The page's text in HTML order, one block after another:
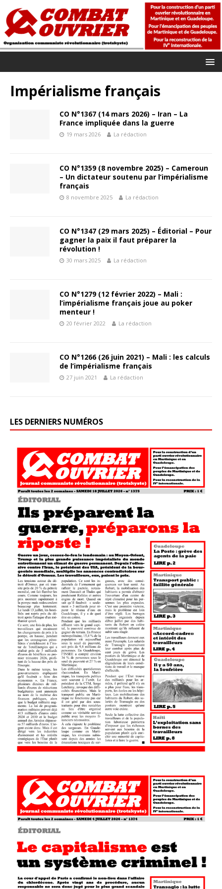
Impérialisme français
CO N°1367 (14 mars 2026) – Iran – La
France impliquée dans la guerre
19 mars 2026 La rédaction
CO N°1359 (8 novembre 2025) – Cameroun
– Un dictateur soutenu par l’impérialisme
français
8 novembre 2025 La rédaction
CO N°1347 (29 mars 2025) – Éditorial – Pour
gagner la paix il faut préparer la
révolution !
30 mars 2025 La rédaction
CO N°1279 (12 février 2022) – Mali :
l’impérialisme français joue au poker
menteur !
20 février 2022 La rédaction
CO N°1266 (26 juin 2021) – Mali : les calculs
de l’impérialisme français
27 juin 2021 La rédaction
LES DERNIERS NUMÉROS